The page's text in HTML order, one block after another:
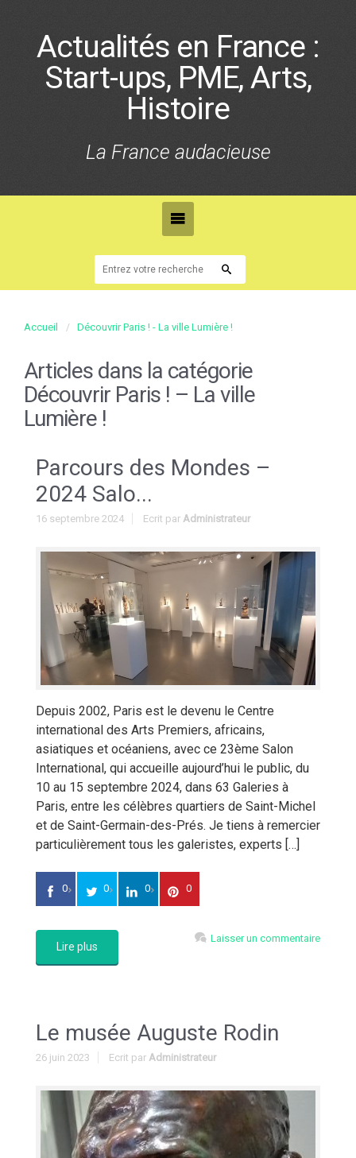
Actualités en France :
Start-ups, PME, Arts,
Histoire
La France audacieuse
Accueil Découvrir Paris ! - La ville Lumière !
Articles dans la catégorie
Découvrir Paris ! – La ville
Lumière !
Parcours des Mondes –
2024 Salo...
16 septembre 2024 Ecrit par Administrateur
Depuis 2002, Paris est le devenu le Centre
international des Arts Premiers, africains,
asiatiques et océaniens, avec ce 23ème Salon
International, qui accueille aujourd’hui le public, du
10 au 15 septembre 2024, dans 63 Galeries à
Paris, entre les célèbres quartiers de Saint-Michel
et de Saint-Germain-des-Prés. Je tiens à remercier
particulièrement tous les galeristes, experts […]
0 0 0 0
Lire plus
Laisser un commentaire
Le musée Auguste Rodin
26 juin 2023 Ecrit par Administrateur